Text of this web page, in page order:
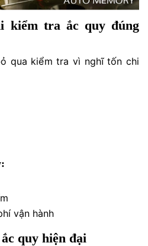
kiểm tra ắc quy đúng
qua kiểm tra vì nghĩ tốn chi
vận hành
quy hiện đại